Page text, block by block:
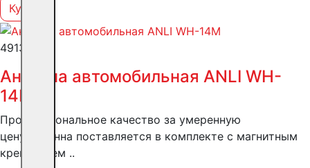
Купить
4913 ₽
Антенна автомобильная ANLI WH-
14M
Профессиональное качество за умеренную
цену;Антенна поставляется в комплекте с магнитным
креплением ..